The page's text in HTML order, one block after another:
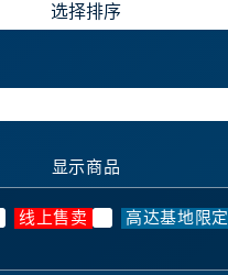
选择排序
显示商品
线上售卖
高达基地限定